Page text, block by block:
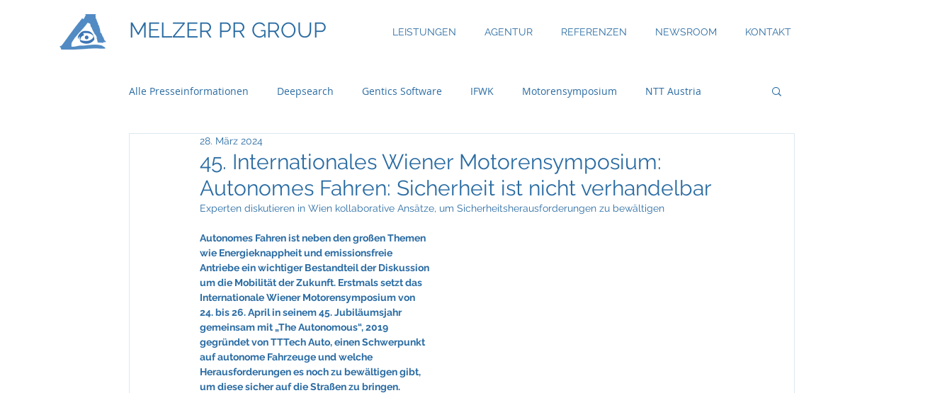
MELZER PR GROUP LEISTUNGEN AGENTUR REFERENZEN NEWSROOM KONTAKT
Alle Presseinformationen Deepsearch Gentics Software IFWK Motorensymposium NTT Austria
Ontime Logistics
Bau & Boden Immobilien Bauer Group Bossard BRP-Rotax Bundesinitiative eMobility
Braun Lockenhaus Capgemini CBRE Global Investors
Feuerkultur Wieser FIABCI Fraunhofer
NTT Data
45. Internationales Wiener Motorensymposium:
Autonomes Fahren: Sicherheit ist nicht verhandelbar
28. März 2024
Experten diskutieren in Wien kollaborative Ansätze, um Sicherheitsherausforderungen zu bewältigen
Autonomes Fahren ist neben den großen Themen
wie Energieknappheit und emissionsfreie
Antriebe ein wichtiger Bestandteil der Diskussion
um die Mobilität der Zukunft. Erstmals setzt das
Internationale Wiener Motorensymposium von
24. bis 26. April in seinem 45. Jubiläumsjahr
gemeinsam mit „The Autonomous“, 2019
gegründet von TTTech Auto, einen Schwerpunkt
auf autonome Fahrzeuge und welche
Herausforderungen es noch zu bewältigen gibt,
um diese sicher auf die Straßen zu bringen.